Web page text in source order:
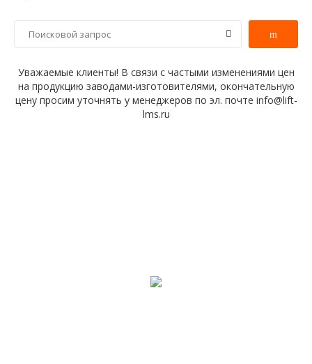
Уважаемые клиенты! В связи с частыми изменениями цен
на продукцию заводами-изготовителями, окончательную
цену просим уточнять у менеджеров по эл. почте info@lift-
lms.ru